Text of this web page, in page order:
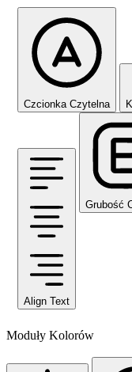
Czcionka Czytelna
Align Text
Grubość
Moduły Kolorów